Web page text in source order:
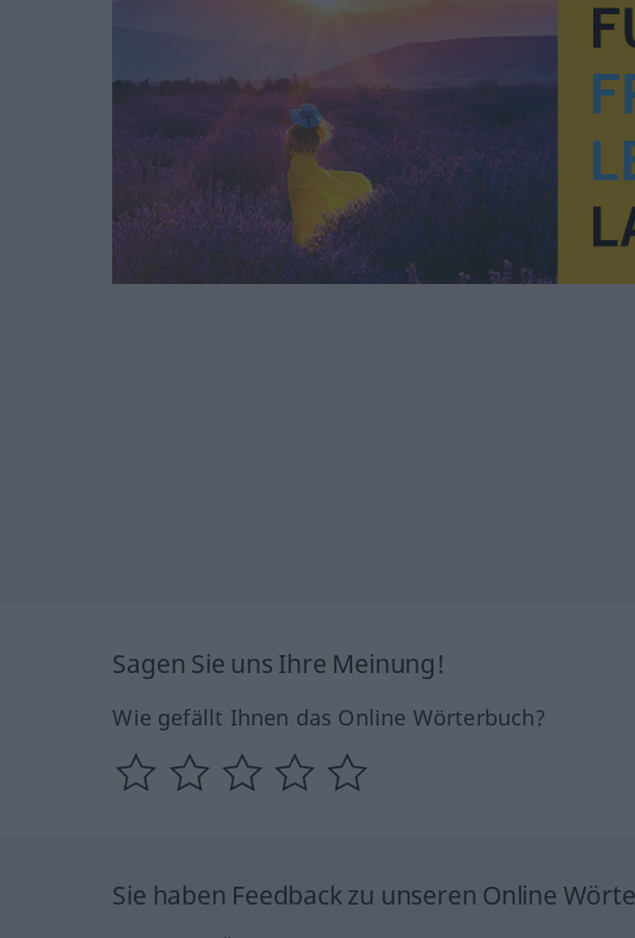
Sagen Sie uns Ihre Meinung!
Wie gefällt Ihnen das Online Wörterbuch?
Sie haben Feedback zu unseren Online